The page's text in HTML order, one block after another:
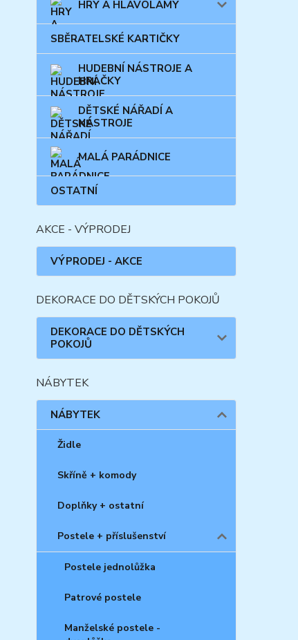
HRY A HLAVOLAMY
SBĚRATELSKÉ KARTIČKY
HUDEBNÍ NÁSTROJE A
HRAČKY
DĚTSKÉ NÁŘADÍ A
NÁSTROJE
MALÁ PARÁDNICE
OSTATNÍ
AKCE - VÝPRODEJ
VÝPRODEJ - AKCE
DEKORACE DO DĚTSKÝCH POKOJŮ
DEKORACE DO DĚTSKÝCH
POKOJŮ
NÁBYTEK
NÁBYTEK
Židle
Skříně + komody
Doplňky + ostatní
Postele + příslušenství
Postele jednolůžka
Patrové postele
Manželské postele -